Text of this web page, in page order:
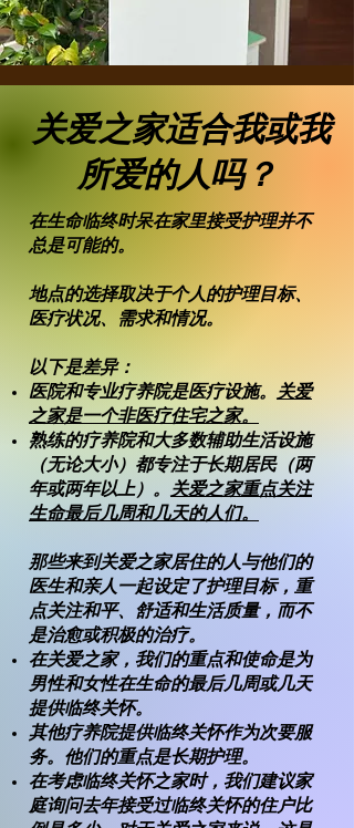
关爱之家适合我或我
所爱的人吗？
在生命临终时呆在家里接受护理并不
总是可能的。
地点的选择取决于个人的护理目标、
医疗状况、需求和情况。
以下是差异：
医院和专业疗养院是医疗设施。
关爱
之家是一个非医疗住宅之家。
熟练的疗养院和大多数辅助生活设施
（无论大小）都专注于长期居民（两
年或两年以上）。
关爱之家重点关注
生命最后几周和几天的人们。
那些来到关爱之家居住的人与他们的
医生和亲人一起设定了护理目标，重
点关注和平、舒适和生活质量，而不
是治愈或积极的治疗。
在关爱之家，我们的重点和使命是为
男性和女性在生命的最后几周或几天
提供临终关怀。
其他疗养院提供临终关怀作为次要服
务。他们的重点是长期护理。
在考虑临终关怀之家时，我们建议家
庭询问去年接受过临终关怀的住户比